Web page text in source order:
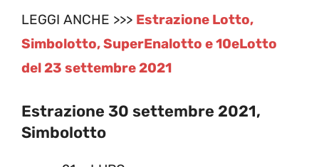
LEGGI ANCHE >>> Estrazione Lotto,
Simbolotto, SuperEnalotto e 10eLotto
del 23 settembre 2021
Estrazione 30 settembre 2021,
Simbolotto